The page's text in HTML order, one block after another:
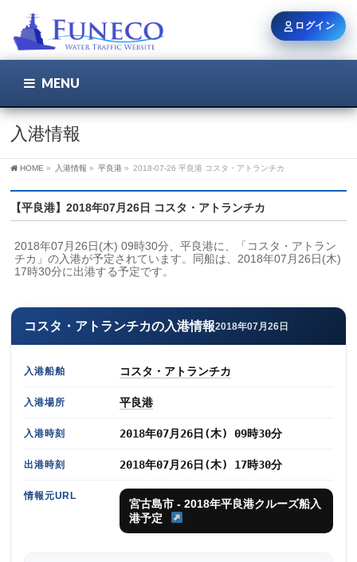
MENU
入港情報
HOME » 入港情報 » 平良港 » 2018-07-26 平良港 コスタ・アトランチカ
【平良港】2018年07月26日 コスタ・アトランチカ
2018年07月26日(木) 09時30分、平良港に、「コスタ・アトラン
チカ」の入港が予定されています。同船は、2018年07月26日(木)
17時30分に出港する予定です。
コスタ・アトランチカの入港情報2018年07月26日
入港船舶 コスタ・アトランチカ
入港場所 平良港
入港時刻 2018年07月26日(木) 09時30分
出港時刻 2018年07月26日(木) 17時30分
情報元URL
宮古島市 - 2018年平良港クルーズ船入
港予定
ログイン
ユーザー名 / メール
ログイン状態を保持
新規登録 パスワードを忘れた方